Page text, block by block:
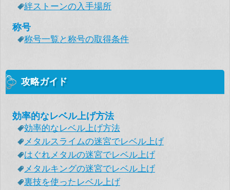
絆ストーンの入手場所
称号
称号一覧と称号の取得条件
攻略ガイド
効率的なレベル上げ方法
効率的なレベル上げ方法
メタルスライムの迷宮でレベル上げ
はぐれメタルの迷宮でレベル上げ
メタルキングの迷宮でレベル上げ
裏技を使ったレベル上げ